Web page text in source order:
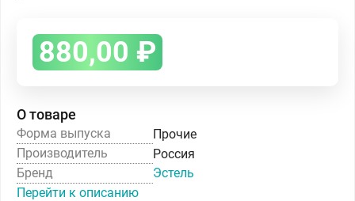
880,00 ₽
О товаре
Форма выпуска
Прочие
Производитель
Россия
Бренд
Эстель
Перейти к описанию